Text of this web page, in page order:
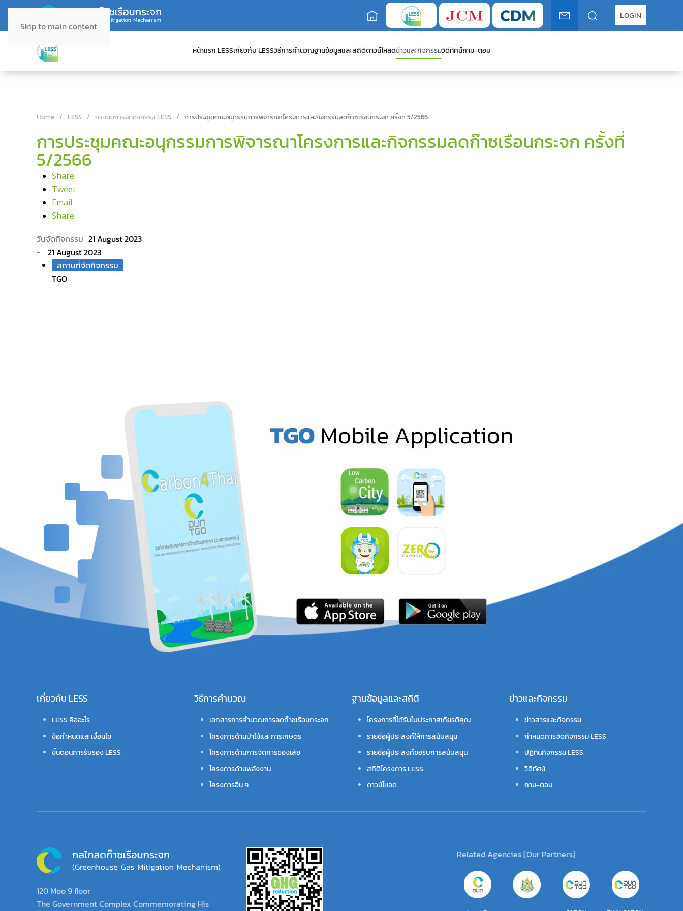
Skip to main content
LOGIN
หน้าแรก LESSเกี่ยวกับ LESSวิธีการคำนวณฐานข้อมูลและสถิติดาวน์โหลดข่าวและกิจกรรมวิดีทัศน์ถาม-ตอบ
Home LESS กำหนดการจัดกิจกรรม LESS การประชุมคณะอนุกรรมการพิจารณาโครงการและกิจกรรมลดก๊าซเรือนกระจก ครั้งที่ 5/2566
การประชุมคณะอนุกรรมการพิจารณาโครงการและกิจกรรมลดก๊าซเรือนกระจก ครั้งที่
5/2566
Share
Tweet
Email
Share
21 August 2023
21 August 2023
สถานที่จัดกิจกรรม
TGO
เกี่ยวกับ LESS
LESS คืออะไร
ข้อกำหนดและเงื่อนไข
ขั้นตอนการรับรอง LESS
วิธีการคำนวณ
เอกสารการคำนวณการลดก๊าซเรือนกระจก
โครงการด้านป่าไม้และการเกษตร
โครงการด้านการจัดการของเสีย
โครงการด้านพลังงาน
โครงการอื่น ๆ
ฐานข้อมูลและสถิติ
โครงการที่ได้รับใบประกาศเกียรติคุณ
รายชื่อผู้ประสงค์ให้การสนับสนุน
รายชื่อผู้ประสงค์ขอรับการสนับสนุน
สถิติโครงการ LESS
ดาวน์โหลด
ข่าวและกิจกรรม
ข่าวสารและกิจกรรม
กำหนดการจัดกิจกรรม LESS
ปฏิทินกิจกรรม LESS
วิดีทัศน์
ถาม-ตอบ
120 Moo 9 floor
The Government Complex Commemorating His
Related Agencies [Our Partners]